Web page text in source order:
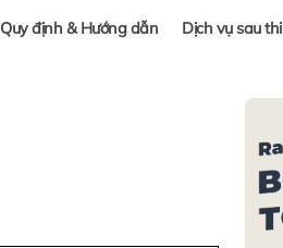
Quy định & Hướng dẫn Dịch vụ sau thi